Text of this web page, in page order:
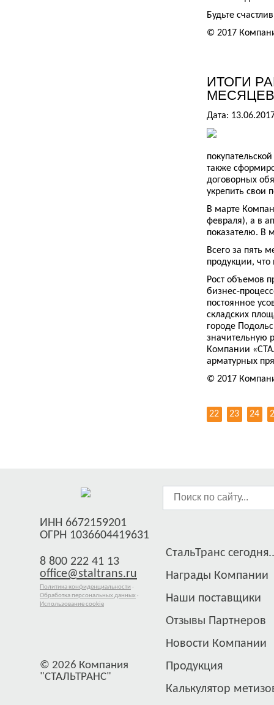
Будьте
© 2017
ИТОГИ
МЕСЯЦЕВ
Дата:
также
договорных
укрепить свои
В марте
февраля), а в
показателю. В
Всего за пять
продукции,
Рост объемов
бизнес-
постоянное
складских
городе
значительную
Компании
арматурных
© 2017
22 23 24
ИНН 6672159201
ОГРН 1036604419631
8 800 222 41 13
office@staltrans.ru
Политика конфиденциальности ·
Обработка персональных данных ·
Использование cookie
© 2026 Компания
"СТАЛЬТРАНС"
СтальТранс
Награды Компании
Наши поставщики
Отзывы Партнеров
Новости Компании
Продукция
Калькулятор